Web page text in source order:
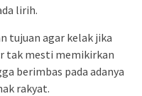
lirih.
tujuan agar kelak jika
tak mesti memikirkan
berimbas pada adanya
rakyat.